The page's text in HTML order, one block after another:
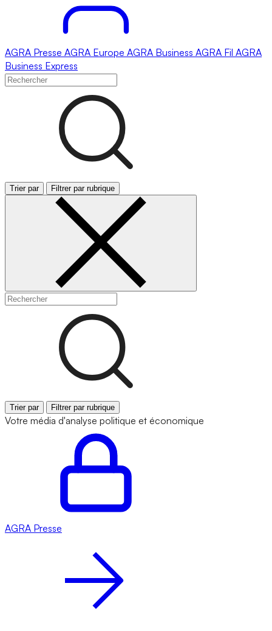
AGRA Presse AGRA Europe AGRA Business AGRA Fil AGRA
Business Express
Trier par Filtrer par rubrique
Trier par Filtrer par rubrique
Votre média d'analyse politique et économique
AGRA Presse